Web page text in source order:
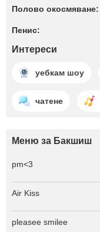
Полово окосмяване:
Пенис:
Интереси
уебкам шоу
чатене
Меню за Бакшиш
pm<3
Air Kiss
pleasee smilee